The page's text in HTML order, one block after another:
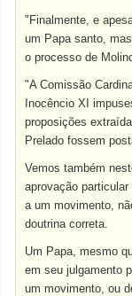
"Finalmente, e
um Papa santo,
o processo de
"A Comissão
Inocêncio XI
proposições
Prelado fossem
Vemos também
aprovação
a um movimento,
doutrina correta.
Um Papa, mesmo
em seu julgamento
um movimento, ou